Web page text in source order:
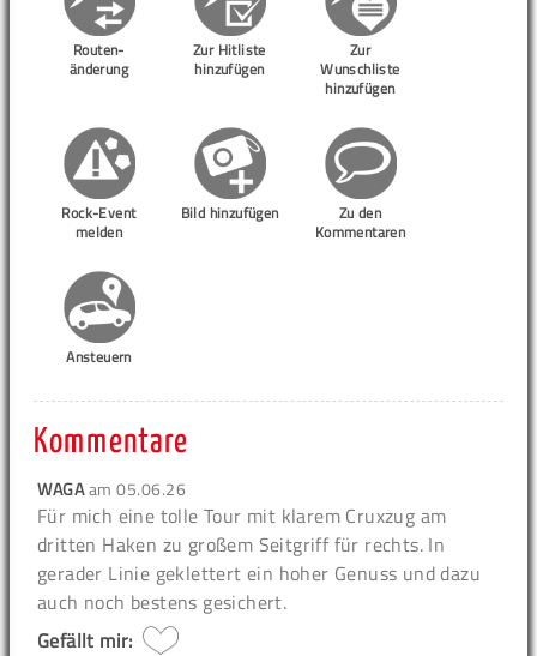
Routen-
änderung
Zur Hitliste
hinzufügen
Zur
Wunschliste
hinzufügen
Rock-Event
melden
Bild hinzufügen
Zu den
Kommentaren
Ansteuern
Kommentare
WAGAam05.06.26
Für mich eine tolle Tour mit klarem Cruxzug am
dritten Haken zu großem Seitgriff für rechts. In
gerader Linie geklettert ein hoher Genuss und dazu
auch noch bestens gesichert.
Gefällt mir: